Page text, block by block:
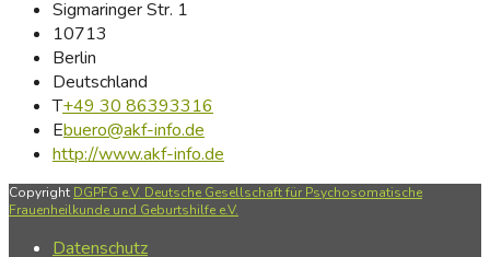
Sigmaringer Str. 1
10713
Berlin
Deutschland
T+49 30 86393316
Ebuero@akf-info.de
http://www.akf-info.de
Copyright DGPFG e.V. Deutsche Gesellschaft für Psychosomatische
Frauenheilkunde und Geburtshilfe e.V.
Datenschutz